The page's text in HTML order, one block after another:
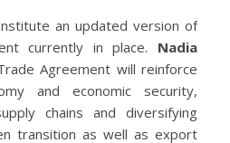
an updated version of
currently in place. Nadia
Agreement will reinforce
and economic security,
chains and diversifying
transition as well as export